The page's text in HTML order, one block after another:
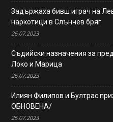
Задържаха бивш играч на
наркотици в Слънчев бряг
26.07.2023
Съдийски назначения за
Локо и Марица
26.07.2023
Илиян Филипов и Бултрас
ОБНОВЕНА/
25.07.2023